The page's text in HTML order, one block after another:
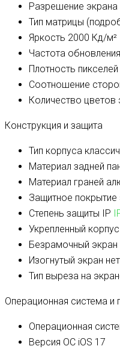
Разрешение экрана
Тип матрицы
Яркость 2000 Кд/м²
Частота
Плотность пикселей
Соотношение
Количество цветов
Конструкция и защита
Тип корпуса
Материал задней
Материал граней
Защитное покрытие
Степень защиты IP
Укрепленный корпус
Безрамочный экран
Изогнутый экран нет
Тип выреза на
Операционная система и
Операционная
Версия ОС iOS 17